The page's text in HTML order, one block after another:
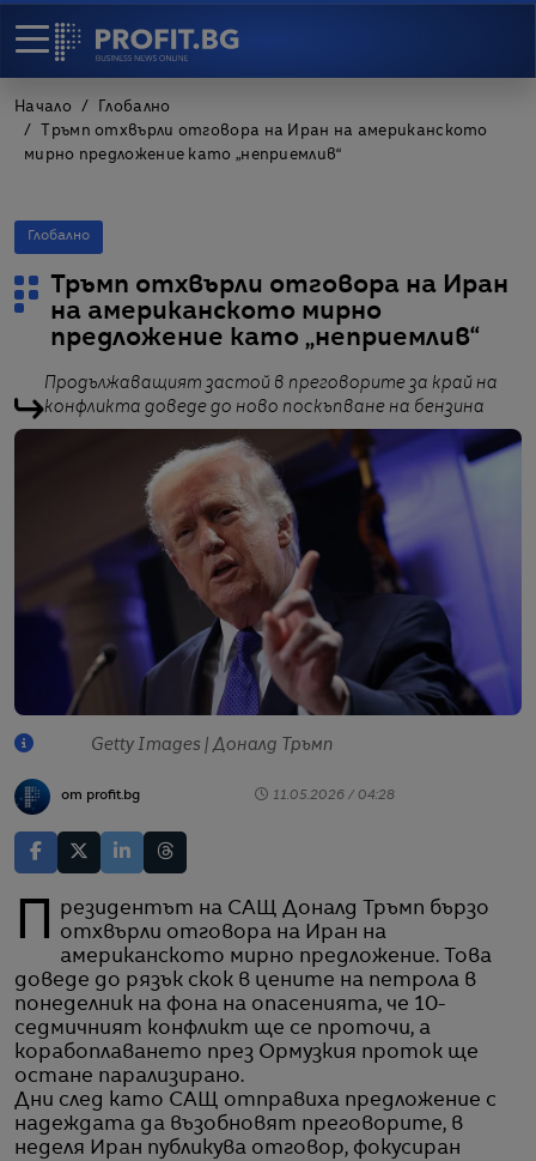
Начало
Глобално
Тръмп отхвърли отговора на Иран на американското
мирно предложение като „неприемлив“
Глобално
Тръмп отхвърли отговора на Иран
на американското мирно
предложение като „неприемлив“
Продължаващият застой в преговорите за край на
конфликта доведе до ново поскъпване на бензина
Getty Images | Доналд Тръмп
от profit.bg 11.05.2026 / 04:28
Президентът на САЩ Доналд Тръмп бързо
отхвърли отговора на Иран на
американското мирно предложение. Това
доведе до рязък скок в цените на петрола в
понеделник на фона на опасенията, че 10-
седмичният конфликт ще се проточи, а
корабоплаването през Ормузкия проток ще
остане парализирано.
Дни след като САЩ отправиха предложение с
надеждата да възобновят преговорите, в
неделя Иран публикува отговор, фокусиран